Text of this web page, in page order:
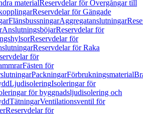
materialReservdelar för Övergångar till
Reservdelar för Gängade
FlänsbussningarAggregatanslutningar
AnslutningsböjarReservdelar för
Reservdelar för
Reservdelar för Raka
för
Fästen för
PackningarFörbrukningsmaterial
LjudisoleringIsoleringar för
för byggnadsljudisolering och
TätningarVentilationsventil för
Reservdelar för